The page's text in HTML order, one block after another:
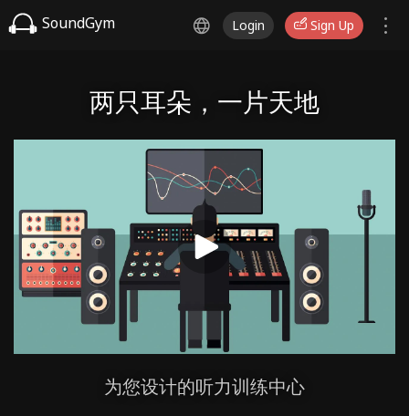
SoundGym Login Sign Up
两只耳朵，一片天地
为您设计的听力训练中心